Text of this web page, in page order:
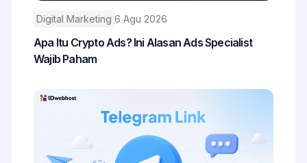
Digital Marketing 6 Agu 2026
Apa Itu Crypto Ads? Ini Alasan Ads Specialist
Wajib Paham